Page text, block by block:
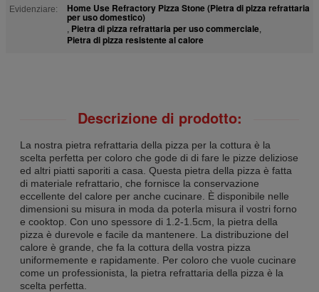
Evidenziare:
Home Use Refractory Pizza Stone (Pietra di pizza refrattaria
per uso domestico)
, Pietra di pizza refrattaria per uso commerciale,
Pietra di pizza resistente al calore
Descrizione di prodotto:
La nostra pietra refrattaria della pizza per la cottura è la
scelta perfetta per coloro che gode di di fare le pizze deliziose
ed altri piatti saporiti a casa. Questa pietra della pizza è fatta
di materiale refrattario, che fornisce la conservazione
eccellente del calore per anche cucinare. È disponibile nelle
dimensioni su misura in moda da poterla misura il vostri forno
e cooktop. Con uno spessore di 1.2-1.5cm, la pietra della
pizza è durevole e facile da mantenere. La distribuzione del
calore è grande, che fa la cottura della vostra pizza
uniformemente e rapidamente. Per coloro che vuole cucinare
come un professionista, la pietra refrattaria della pizza è la
scelta perfetta.